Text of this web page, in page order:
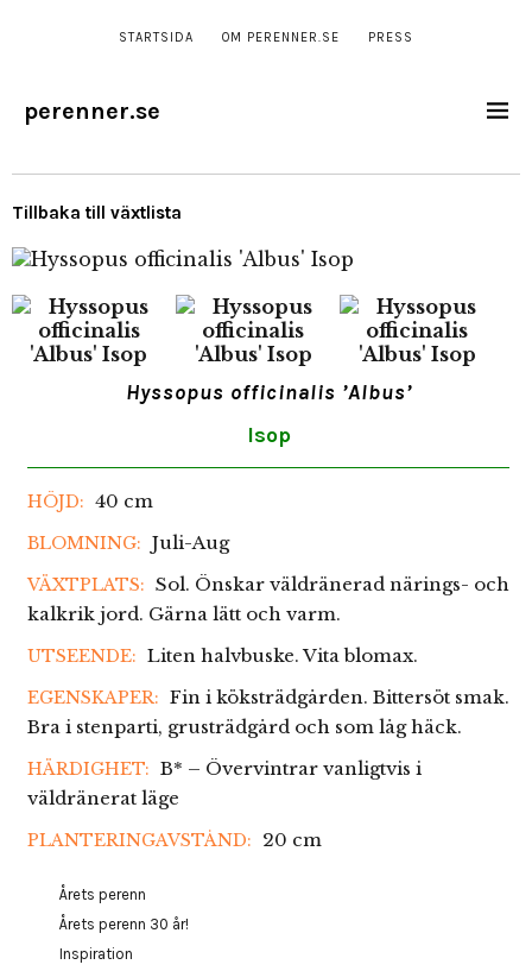
STARTSIDA OM PERENNER.SE PRESS
perenner.se
Tillbaka till växtlista
Hyssopus officinalis ’Albus’
Isop
HÖJD: 40 cm
BLOMNING: Juli-Aug
VÄXTPLATS: Sol. Önskar väldränerad närings- och
kalkrik jord. Gärna lätt och varm.
UTSEENDE: Liten halvbuske. Vita blomax.
EGENSKAPER: Fin i köksträdgården. Bittersöt smak.
Bra i stenparti, grusträdgård och som låg häck.
HÄRDIGHET: B* – Övervintrar vanligtvis i
väldränerat läge
PLANTERINGAVSTÅND: 20 cm
Årets perenn
Årets perenn 30 år!
Inspiration